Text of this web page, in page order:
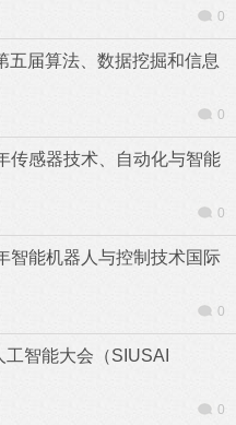
0
五届算法、数据挖掘和信息
0
传感器技术、自动化与智能
0
智能机器人与控制技术国际
0
智能大会（SIUSAI
0